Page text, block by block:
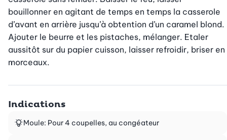
bouillonner en agitant de temps en temps la casserole
d’avant en arrière jusqu’à obtention d’un caramel blond.
Ajouter le beurre et les pistaches, mélanger. Etaler
aussitôt sur du papier cuisson, laisser refroidir, briser en
morceaux.
Indications
Moule: Pour 4 coupelles, au congéateur